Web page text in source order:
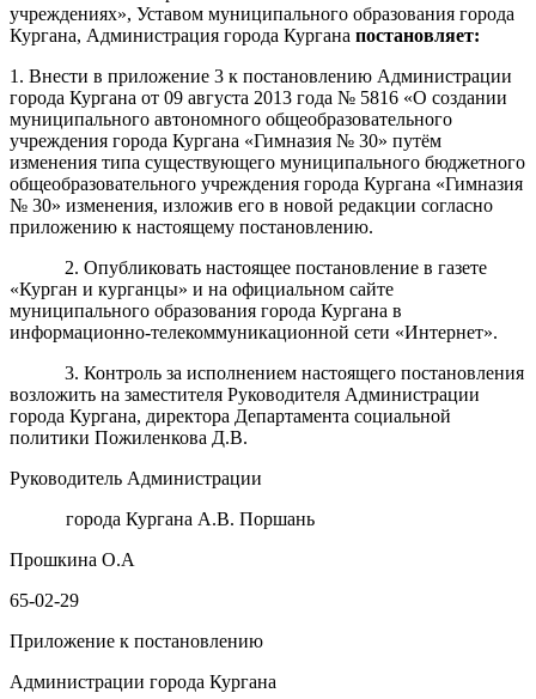
учреждениях», Уставом муниципального образования города
Кургана, Администрация города Кургана постановляет:
1. Внести в приложение 3 к постановлению Администрации
города Кургана от 09 августа 2013 года № 5816 «О создании
муниципального автономного общеобразовательного
учреждения города Кургана «Гимназия № 30» путём
изменения типа существующего муниципального бюджетного
общеобразовательного учреждения города Кургана «Гимназия
№ 30» изменения, изложив его в новой редакции согласно
приложению к настоящему постановлению.
2. Опубликовать настоящее постановление в газете
«Курган и курганцы» и на официальном сайте
муниципального образования города Кургана в
информационно-телекоммуникационной сети «Интернет».
3.Контрольза исполнениемнастоящегопостановления
возложить на заместителя Руководителя Администрации
города Кургана, директора Департамента социальной
политики Пожиленкова Д.В.
Руководитель Администрации
города Кургана А.В. Поршань
Прошкина О.А
65-02-29
Приложение к постановлению
Администрации города Кургана